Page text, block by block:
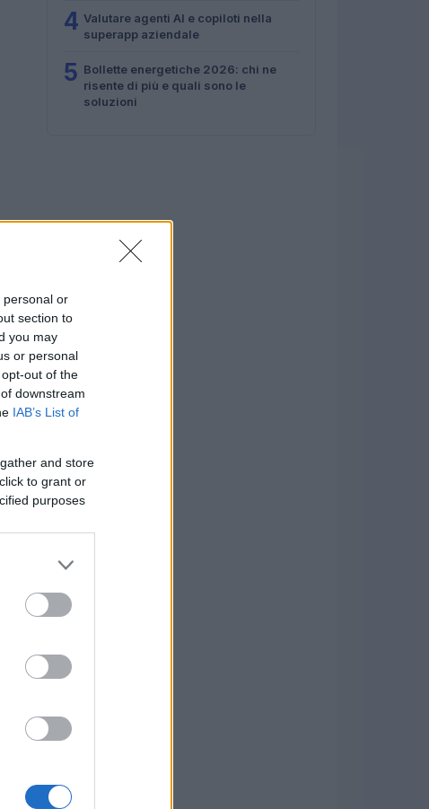
personal or
section to
you may
or personal
out of the
downstream
IAB’s List of
and store
to grant or
purposes
4 Valutare agenti AI e copiloti nella
superapp aziendale
5 Bollette energetiche 2026: chi ne
risente di più e quali sono le
soluzioni